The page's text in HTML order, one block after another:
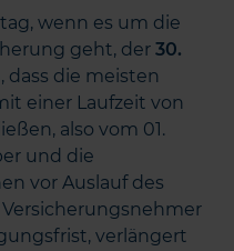
wenn es um die
geht, der 30.
dass die meisten
einer Laufzeit von
also vom 01.
und die
vor Auslauf des
verlängert